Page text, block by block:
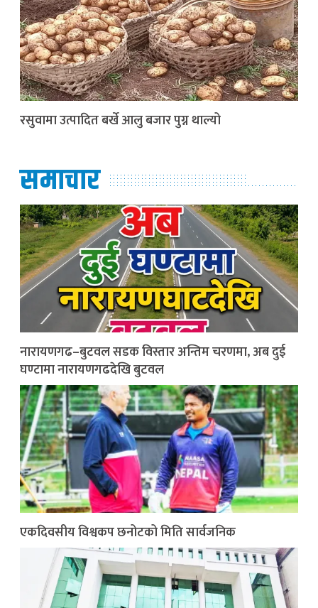
रसुवामा उत्पादित बर्खे आलु बजार पुग्न थाल्यो
समाचार
नारायणगढ–बुटवल सडक विस्तार अन्तिम चरणमा, अब दुई
घण्टामा नारायणगढदेखि बुटवल
एकदिवसीय विश्वकप छनोटको मिति सार्वजनिक